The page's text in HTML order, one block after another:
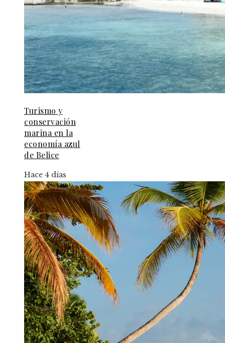
Turismo y
conservación
marina en la
economía azul
de Belice
Hace 4 días